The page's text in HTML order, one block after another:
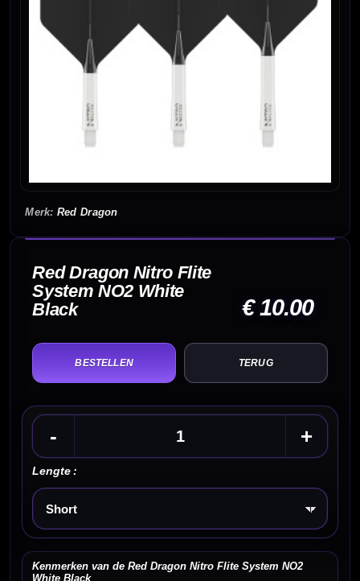
Red Dragon
Red Dragon Nitro Flite
System NO2 White
Black
€ 10.00
TERUG
- +
Lengte :
Kies een optie
Kenmerken van de Red Dragon Nitro Flite System NO2
White Black